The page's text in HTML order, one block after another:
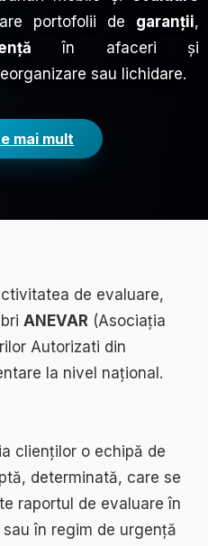
portofolii de garanții,
în afaceri și
sau lichidare.
mai mult
de evaluare,
ANEVAR (Asociația
Autorizati din
la nivel național.
clienților o echipă de
determinată, care se
raportul de evaluare în
în regim de urgență